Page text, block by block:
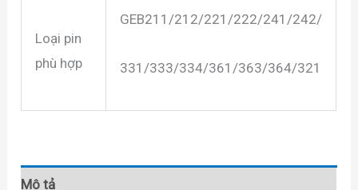
Loại pin
phù hợp
GEB211/212/221/222/241/242/
331/333/334/361/363/364/321
Mô tả